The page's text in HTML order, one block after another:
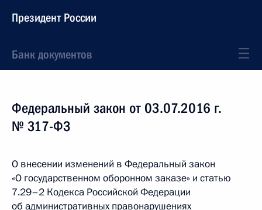
Президент России
Банк документов
Федеральный закон от 03.07.2016 г.
№ 317-ФЗ
О внесении изменений в Федеральный закон
«О государственном оборонном заказе» и статью
7.29–2 Кодекса Российской Федерации
об административных правонарушениях